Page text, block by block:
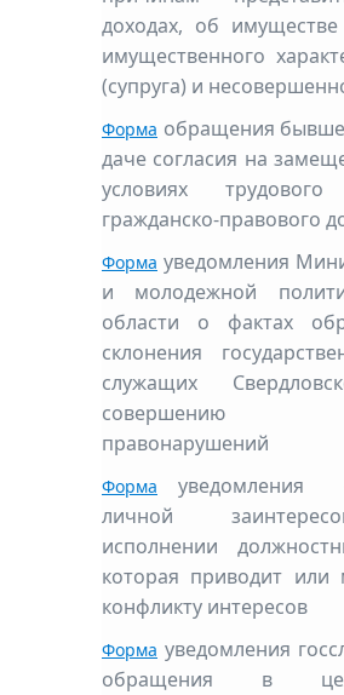
доходах, об имуществе
имущественного
(супруга) и
Форма обращения
даче согласия на
условиях
гражданско-правового
Форма уведомления
и молодежной
области о фактах
склонения
служащих
совершению
правонарушений
Форма
уведомления
личной
исполнении
которая приводит или
конфликту интересов
Форма уведомления
обращения в